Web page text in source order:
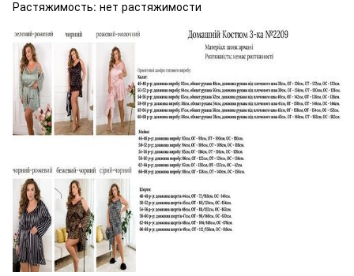
Растяжимость: нет растяжимости